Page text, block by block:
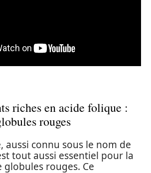
riches en acide folique :
rouges
aussi connu sous le nom de
tout aussi essentiel pour la
rouges. Ce